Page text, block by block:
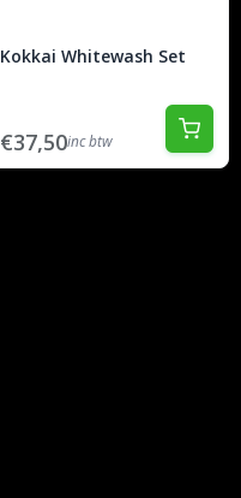
Kokkai Whitewash Set
€37,50inc btw